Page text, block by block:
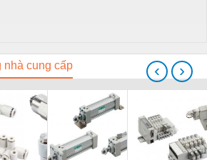
nhà cung cấp ‹ ›